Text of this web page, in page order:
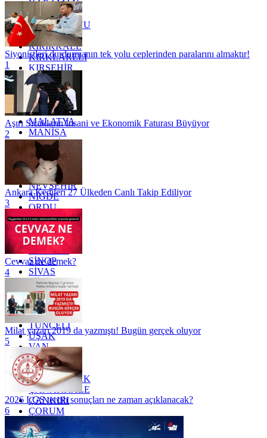
KARAMAN
KARS
KASTAMONU
KAYSERİ
KIRIKKALE
KIRKLARELİ
KIRŞEHİR
KOCAELİ
KONYA
KÜTAHYA
KİLİS
MALATYA
MANİSA
MARDİN
MERSİN
MUĞLA
MUŞ
NEVŞEHİR
NİĞDE
ORDU
OSMANİYE
RİZE
SAKARYA
SAMSUN
SİNOP
SİVAS
SİİRT
TEKİRDAĞ
TOKAT
TRABZON
TUNCELİ
UŞAK
VAN
YALOVA
YOZGAT
ZONGULDAK
ÇANAKKALE
ÇANKIRI
ÇORUM
İSTANBUL
İZMİR
Siyonistleri durdurmanın tek yolu ceplerinden paralarını almaktır!
1
Aşırı Sıcakların İnsani ve Ekonomik Faturası Büyüyor
2
Ankara Kedileri 27 Ülkeden Canlı Takip Ediliyor
3
Cevvaz ne demek?
4
Milat yazarı 2019 da yazmıştı! Bugün gerçek oluyor
5
2026 LGS tercih sonuçları ne zaman açıklanacak?
6